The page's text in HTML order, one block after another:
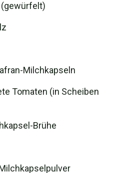
Milchkapseln
Tomaten (in Scheiben
Brühe